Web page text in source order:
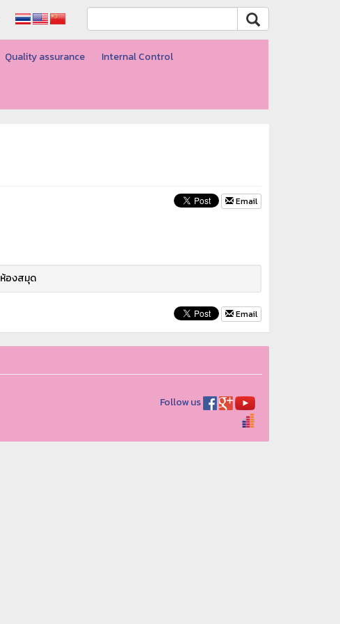
Quality assurance Internal Control
Email
ห้องสมุด
Email
Follow us